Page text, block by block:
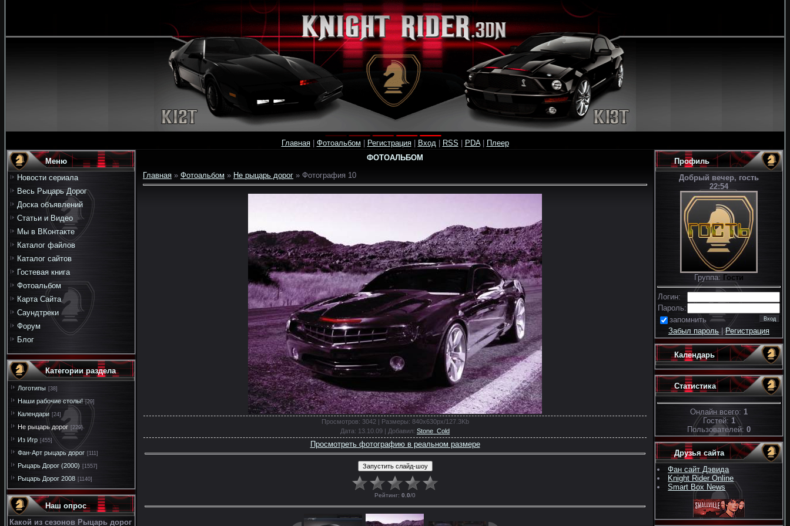
Главная| Фотоальбом Регистрация| Вход| RSS PDA| Плеер
Меню
Новости сериала
Весь Рыцарь Дорог
Доска объявлений
Статьи и Видео
Мы в ВКонтакте
Каталог файлов
Каталог сайтов
Гостевая книга
Фотоальбом
Карта Сайта
Саундтреки
Форум
Блог
Категории раздела
Логотипы [38]
Наши рабочие столы! [29]
Календари [24]
Не рыцарь дорог [229]
Из Игр [455]
Фан-Арт рыцарь дорог [111]
Рыцарь Дорог (2000) [1557]
Рыцарь Дорог 2008 [1140]
Наш опрос
Какой из сезонов Рыцарь дорог
ФОТОАЛЬБОМ
Главная » Фотоальбом » Не рыцарь дорог » Фотография 10
Просмотров: 3042 | Размеры: 840x630px/127.3Kb
Дата: 13.10.09 | Добавил: Stone_Cold
Просмотреть фотографию в реальном размере
Рейтинг: 0.0/0
Профиль
Добрый вечер, гость
22:54
Группа: Гости
Логин:
Пароль:
запомнить
Забыл пароль|Регистрация
Календарь
Статистика
Онлайн всего: 1
Гостей: 1
Пользователей: 0
Друзья сайта
Фан сайт Дэвида
Knight Rider Online
Smart Box News